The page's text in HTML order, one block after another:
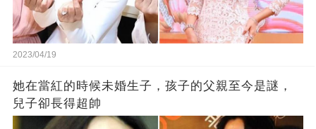
2023/04/19
她在當紅的時候未婚生子，孩子的父親至今是謎，
兒子卻長得超帥